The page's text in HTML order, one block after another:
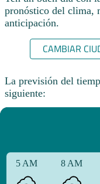
pronóstico del clima,
anticipación.​
CAMBIAR
La previsión del
siguiente:
5 AM 8 AM